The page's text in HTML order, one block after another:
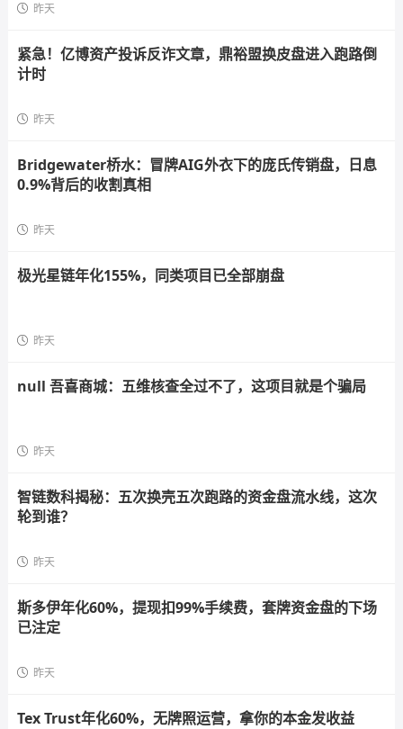
昨天
紧急！亿博资产投诉反诈文章，鼎裕盟换皮盘进入跑路倒
计时
昨天
Bridgewater桥水：冒牌AIG外衣下的庞氏传销盘，日息
0.9%背后的收割真相
昨天
极光星链年化155%，同类项目已全部崩盘
昨天
null 吾喜商城：五维核查全过不了，这项目就是个骗局
昨天
智链数科揭秘：五次换壳五次跑路的资金盘流水线，这次
轮到谁？
昨天
斯多伊年化60%，提现扣99%手续费，套牌资金盘的下场
已注定
昨天
Tex Trust年化60%，无牌照运营，拿你的本金发收益